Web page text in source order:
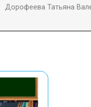
Дорофеева Татьяна